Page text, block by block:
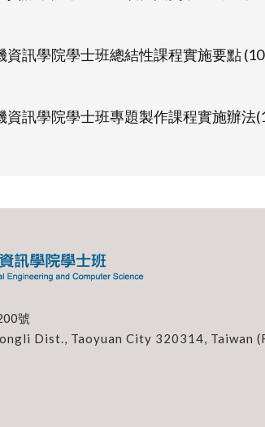
資訊學院學士班總結性課程實施要點
資訊學院學士班專題製作課程實施辦法
號
Dist., Taoyuan City 320314, Taiwan